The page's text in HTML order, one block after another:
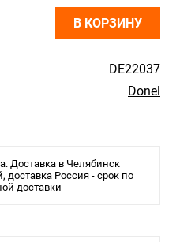
DE22037
Donel
Доставка в Челябинск
Россия - срок по
доставки
В КОРЗИНУ